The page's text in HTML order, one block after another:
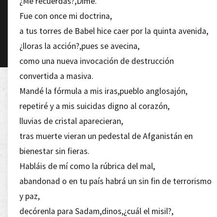
Fue con once mi doctrina,
a tus torres de Babel hice caer por la quinta avenida,
¿lloras la acción?,pues se avecina,
como una nueva invocación de destrucción
convertida a masiva.
Mandé la fórmula a mis iras,pueblo anglosajón,
repetiré y a mis suicidas digno al corazón,
lluvias de cristal aparecieran,
tras muerte vieran un pedestal de Afganistán en
bienestar sin fieras.
Habláis de mí como la rúbrica del mal,
abandonad o en tu país habrá un sin fin de terrorismo
y paz,
decórenla para Sadam,dinos,¿cuál el misil?,